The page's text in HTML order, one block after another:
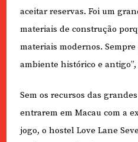
aceitar reservas. Foi um
materiais de construção
materiais modernos.
ambiente histórico e
Sem os recursos das
entrarem em Macau com a
jogo, o hostel Love Lane